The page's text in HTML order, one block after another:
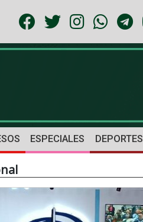
ESPECIALES DEPORTES